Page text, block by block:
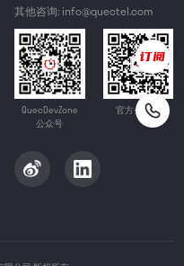
其他咨询: info@quectel.com
QuecDevZone
公众号
官方公众号